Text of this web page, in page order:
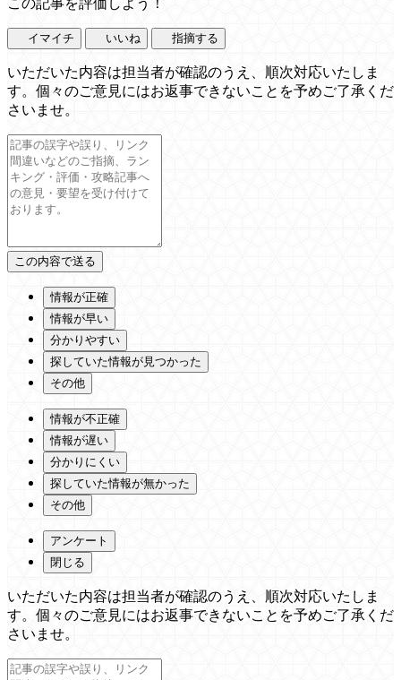
この記事を評価しよう！
イマイチ いいね 指摘する
いただいた内容は担当者が確認のうえ、順次対応いたしま
す。個々のご意見にはお返事できないことを予めご了承くだ
さいませ。
情報が正確
情報が早い
分かりやすい
探していた情報が見つかった
その他
情報が不正確
情報が遅い
分かりにくい
探していた情報が無かった
その他
アンケート
閉じる
いただいた内容は担当者が確認のうえ、順次対応いたしま
す。個々のご意見にはお返事できないことを予めご了承くだ
さいませ。